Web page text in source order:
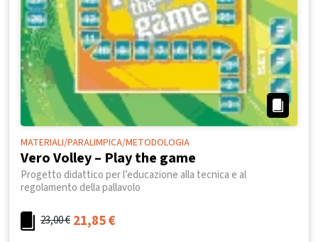
MATERIALI/PARALIMPICA/METODOLOGIA
Vero Volley – Play the game
Progetto didattico per l’educazione alla tecnica e al
regolamento della pallavolo
23,00€ 21,85€